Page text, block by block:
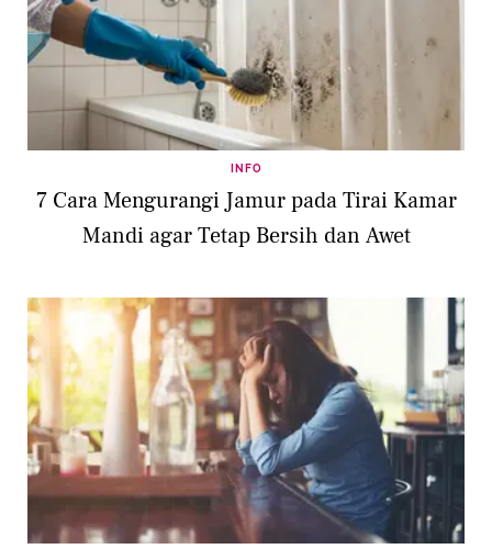
INFO
7 Cara Mengurangi Jamur pada Tirai Kamar
Mandi agar Tetap Bersih dan Awet